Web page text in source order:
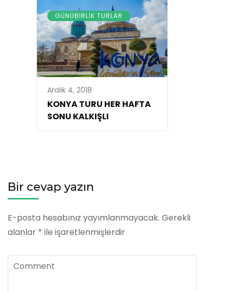
GÜNÜBIRLIK TURLAR
Aralık 4, 2018
KONYA TURU HER HAFTA
SONU KALKIŞLI
Bir cevap yazın
E-posta hesabınız yayımlanmayacak. Gerekli
alanlar * ile işaretlenmişlerdir